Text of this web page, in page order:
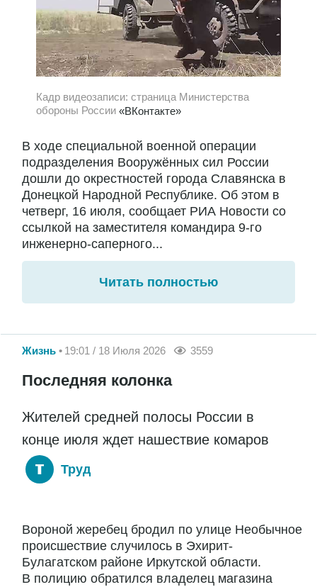
Кадр видеозаписи: страница Министерства
обороны России «ВКонтакте»
В ходе специальной военной операции
подразделения Вооружённых сил России
дошли до окрестностей города Славянска в
Донецкой Народной Республике. Об этом в
четверг, 16 июля, сообщает РИА Новости со
ссылкой на заместителя командира 9-го
инженерно-саперного...
Читать полностью
Жизнь 19:01 / 18 Июля 2026 3559
Последняя колонка
Жителей средней полосы России в
конце июля ждет нашествие комаров
Труд
Вороной жеребец бродил по улице Необычное
происшествие случилось в Эхирит-
Булагатском районе Иркутской области.
В полицию обратился владелец магазина